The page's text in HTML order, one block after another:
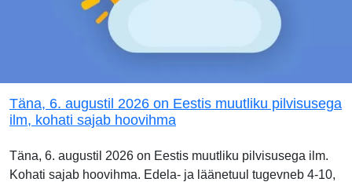
Täna, 6. augustil 2026 on Eestis muutliku pilvisusega
ilm, kohati sajab hoovihma
Täna, 6. augustil 2026 on Eestis muutliku pilvisusega ilm.
Kohati sajab hoovihma. Edela- ja läänetuul tugevneb 4-10,